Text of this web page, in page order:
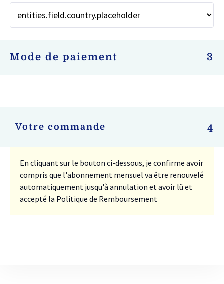
Mode de paiement 3
Votre commande 4
En cliquant sur le bouton ci-dessous, je confirme avoir
compris que l'abonnement mensuel va être renouvelé
automatiquement jusqu'à annulation et avoir lû et
accepté la Politique de Remboursement